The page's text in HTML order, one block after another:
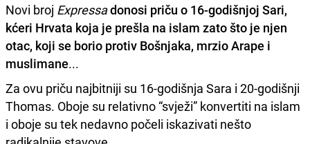
Novi broj Expressadonosi priču o 16-godišnjoj Sari,
kćeri Hrvata koja je prešla na islam zato što je njen
otac, koji se borio protiv Bošnjaka, mrzio Arape i
muslimane...
Za ovu priču najbitniji su 16-godišnja Sara i 20-godišnji
Thomas. Oboje su relativno “svježi” konvertiti na islam
i oboje su tek nedavno počeli iskazivati nešto